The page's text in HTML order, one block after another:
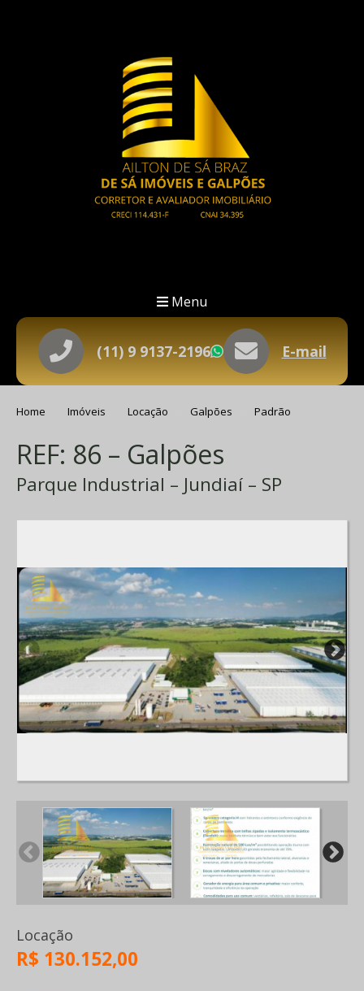
Menu
(11) 9 9137-2196 WhatsApp
E-mail
Home Imóveis Locação Galpões Padrão
REF: 86 – Galpões
Parque Industrial – Jundiaí – SP
Locação
R$ 130.152,00